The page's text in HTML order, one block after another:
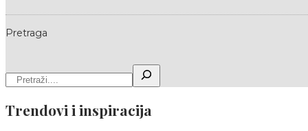
Pretraga
Trendovi i inspiracija